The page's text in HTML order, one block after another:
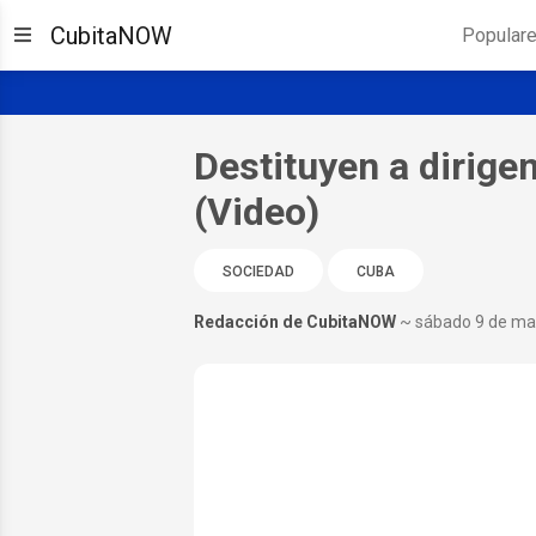
CubitaNOW
Destituyen a
(Video)
SOCIEDAD CUBA
Redacción de CubitaNOW ~ sábado 9 de